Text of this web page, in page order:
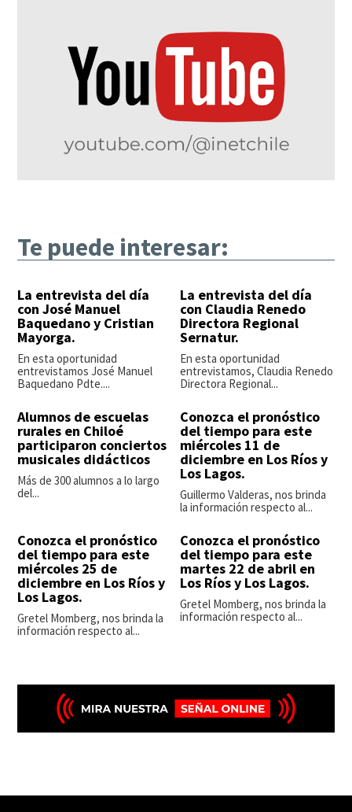
Te puede interesar:
La entrevista del día
con José Manuel
Baquedano y Cristian
Mayorga.
En esta oportunidad
entrevistamos José Manuel
Baquedano Pdte....
La entrevista del día
con Claudia Renedo
Directora Regional
Sernatur.
En esta oportunidad
entrevistamos, Claudia Renedo
Directora Regional...
Alumnos de escuelas
rurales en Chiloé
participaron conciertos
musicales didácticos
Más de 300 alumnos a lo largo
del...
Conozca el pronóstico
del tiempo para este
miércoles 11 de
diciembre en Los Ríos y
Los Lagos.
Guillermo Valderas, nos brinda
la información respecto al...
Conozca el pronóstico
del tiempo para este
miércoles 25 de
diciembre en Los Ríos y
Los Lagos.
Gretel Momberg, nos brinda la
información respecto al...
Conozca el pronóstico
del tiempo para este
martes 22 de abril en
Los Ríos y Los Lagos.
Gretel Momberg, nos brinda la
información respecto al...